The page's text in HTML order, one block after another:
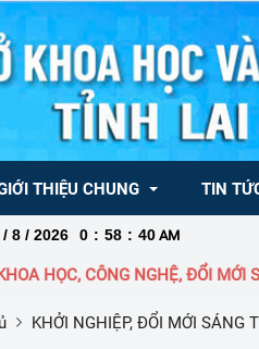
THIỆU CHUNG TIN
Tin
8 / 2026 0 : 58 : 40 AM
HỌC, CÔNG NGHỆ, ĐỔI MỚI
KHỞI NGHIỆP, ĐỔI MỚI SÁNG